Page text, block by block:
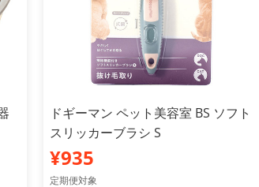
ドギーマン ペット美容室 BS ソフト
スリッカーブラシ S
¥935
定期便対象